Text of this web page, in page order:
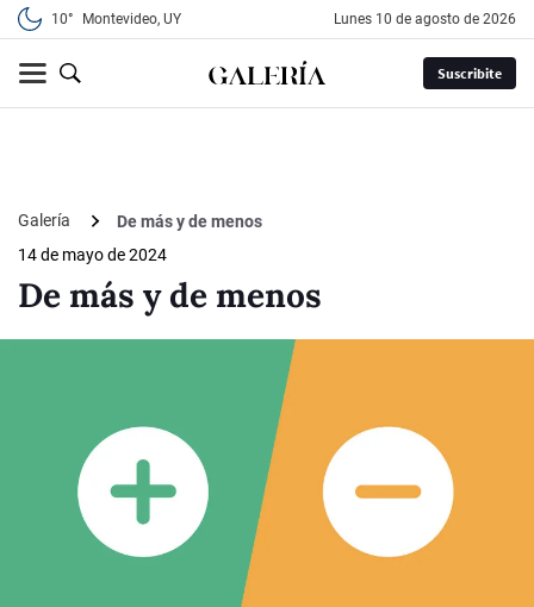
10° Montevideo, UY lunes 10 de agosto de 2026
Suscribite
Galería
De más y de menos
14 de mayo de 2024
De más y de menos